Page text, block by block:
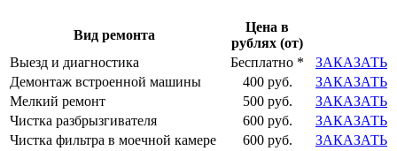
Вид ремонта
Цена в
рублях (от)
Выезд и диагностика
Бесплатно *
ЗАКАЗАТЬ
Демонтаж встроенной машины
400 руб.
ЗАКАЗАТЬ
Мелкий ремонт
500 руб.
ЗАКАЗАТЬ
Чистка разбрызгивателя
600 руб.
ЗАКАЗАТЬ
Чистка фильтра в моечной камере
600 руб.
ЗАКАЗАТЬ